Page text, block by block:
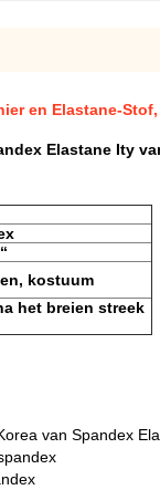
en Elastane-
Elastane Ity
kostuum
het breien streek
van Spandex